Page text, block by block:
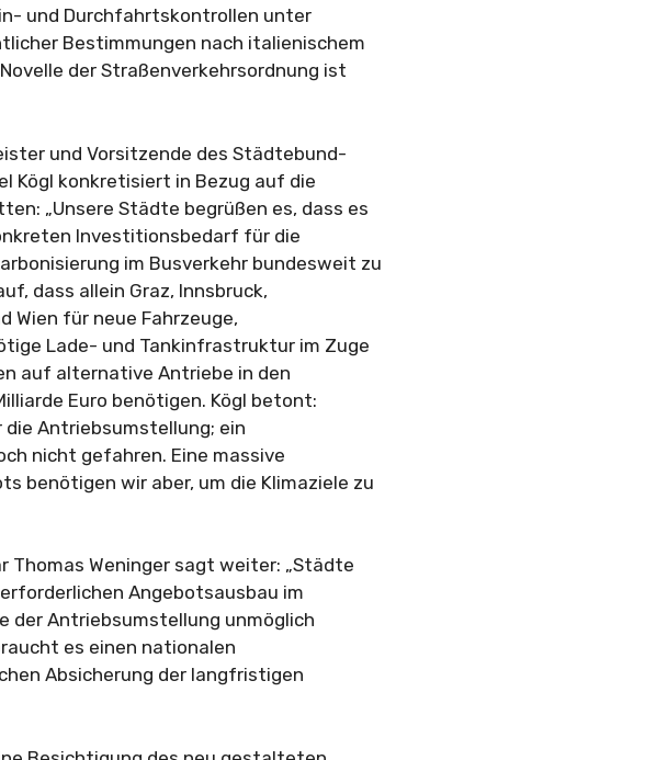
und Durchfahrtskontrollen unter
Bestimmungen nach italienischem
der Straßenverkehrsordnung ist
und Vorsitzende des Städtebund-
Kögl konkretisiert in Bezug auf die
„Unsere Städte begrüßen es, dass es
Investitionsbedarf für die
im Busverkehr bundesweit zu
dass allein Graz, Innsbruck,
Wien für neue Fahrzeuge,
Lade- und Tankinfrastruktur im Zuge
auf alternative Antriebe in den
Euro benötigen. Kögl betont:
die Antriebsumstellung; ein
nicht gefahren. Eine massive
benötigen wir aber, um die Klimaziele zu
Weninger sagt weiter: „Städte
Angebotsausbau im
der Antriebsumstellung unmöglich
es einen nationalen
Absicherung der langfristigen